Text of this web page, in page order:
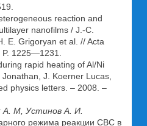
reaction and
nanofilms / J.-C.
E. Grigoryan et al. // Acta
1225—1231.
rapid heating of Al/Ni
J. Koerner Lucas,
physics letters. – 2008. –
А. М, Устинов А. И.
режима реакции СВС в